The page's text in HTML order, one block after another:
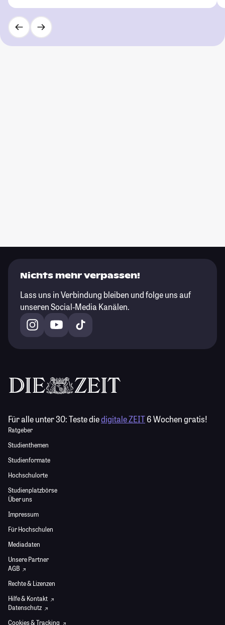
Nichts mehr verpassen!
Lass uns in Verbindung bleiben und folge uns auf
unseren Social-Media Kanälen.
Für alle unter 30:Teste diedigitale ZEIT6 Wochen gratis!
Ratgeber
Studienthemen
Studienformate
Hochschulorte
Studienplatzbörse
Über uns
Impressum
Für Hochschulen
Mediadaten
Unsere Partner
AGB
Rechte & Lizenzen
Hilfe & Kontakt
Datenschutz
Cookies & Tracking